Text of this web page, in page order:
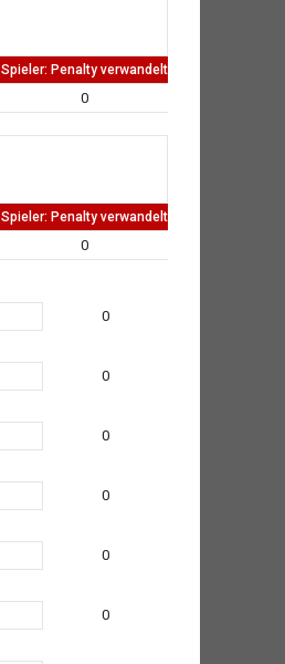
Spieler: Penalty verwandelt
0
Spieler: Penalty verwandelt
0
0
0
0
0
0
0